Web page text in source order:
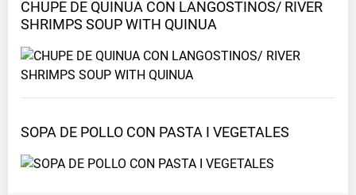
CHUPE DE QUINUA CON LANGOSTINOS/ RIVER
SHRIMPS SOUP WITH QUINUA
SOPA DE POLLO CON PASTA I VEGETALES